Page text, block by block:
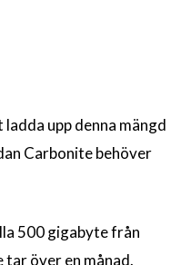
upp denna mängd
Carbonite behöver
500 gigabyte från
över en månad.